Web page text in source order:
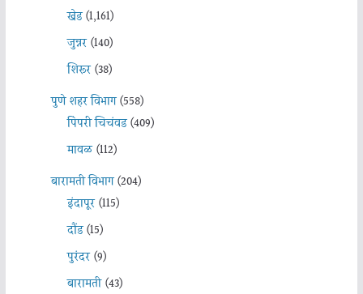
खेड(1,161)
जुन्नर(140)
शिरूर(38)
पुणे शहर विभाग(558)
पिंपरी चिचंवड(409)
मावळ(112)
बारामती विभाग(204)
इंदापूर(115)
दौंड(15)
पुरंदर(9)
बारामती(43)